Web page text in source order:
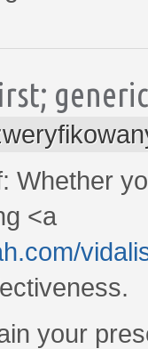
Whether
<a
your